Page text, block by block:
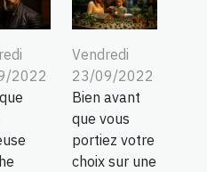
2022
Vendredi
23/09/2022
Bien avant
que vous
portiez votre
choix sur une